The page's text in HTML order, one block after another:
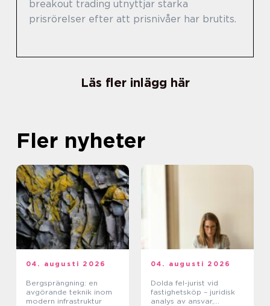
breakout trading utnyttjar starka
prisrörelser efter att prisnivåer har brutits.
Läs fler inlägg här
Fler nyheter
04. augusti 2026
Bergsprängning: en
avgörande teknik inom
modern infrastruktur
04. augusti 2026
Dolda fel-jurist vid
fastighetsköp – juridisk
analys av ansvar,